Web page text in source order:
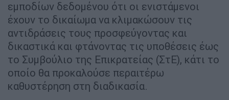
εμποδίων δεδομένου ότι οι ενιστάμενοι
έχουν το δικαίωμα να κλιμακώσουν τις
αντιδράσεις τους προσφεύγοντας και
δικαστικά και φτάνοντας τις υποθέσεις έως
το Συμβούλιο της Επικρατείας (ΣτΕ), κάτι το
οποίο θα προκαλούσε περαιτέρω
καθυστέρηση στη διαδικασία.